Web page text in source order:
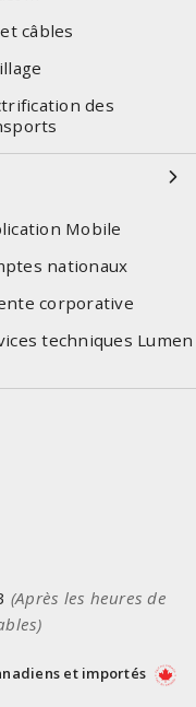
câbles
des
Mobile
nationaux
corporative
techniques Lumen
(Après les heures de
et importés